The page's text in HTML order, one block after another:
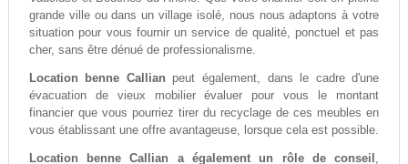
grande ville ou dans un village isolé, nous nous adaptons à votre
situation pour vous fournir un service de qualité, ponctuel et pas
cher, sans être dénué de professionalisme.
Location benne Callian peut également, dans le cadre d'une
évacuation de vieux mobilier évaluer pour vous le montant
financier que vous pourriez tirer du recyclage de ces meubles en
vous établissant une offre avantageuse, lorsque cela est possible.
Location benne Callian a également un rôle de conseil ,